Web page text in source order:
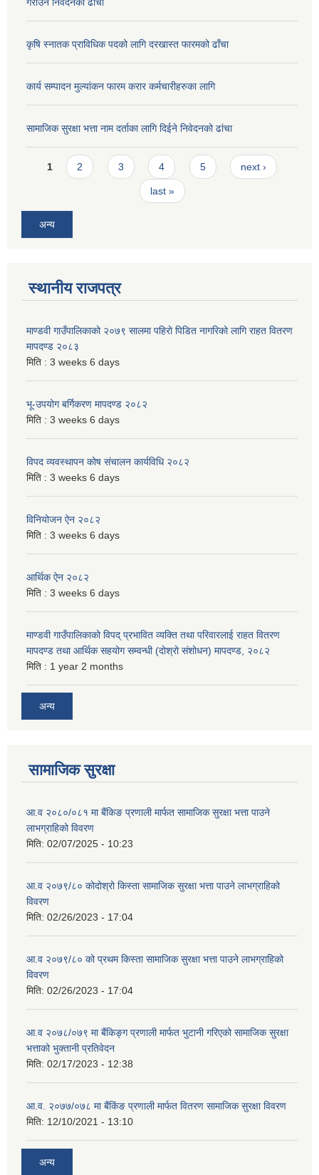
कृषि स्नातक प्राविधिक पदको लागि दरखास्त फारमको ढाँचा
कार्य सम्पादन मुल्यांकन फारम करार कर्मचारीहरुका लागि
सामाजिक सुरक्षा भत्ता नाम दर्ताका लागि दिईने निवेदनको ढांचा
Pages
1 2 3 4 5 next ›
last »
अन्य
स्थानीय राजपत्र
माण्डवी गाउँपालिकाको २०७९ सालमा पहिरो पिडित नागरिको लागि राहत वितरण
मापदण्ड २०८३
मिति : 3 weeks 6 days
भू-उपयोग बर्गिकरण मापदण्ड २०८२
मिति : 3 weeks 6 days
विपद व्यवस्थापन कोष संचालन कार्यविधि २०८२
मिति : 3 weeks 6 days
विनियोजन ऐन २०८२
मिति : 3 weeks 6 days
आर्थिक ऐन २०८२
मिति : 3 weeks 6 days
माण्डवी गाउँपालिकाको विपद् प्रभावित व्यक्ति तथा परिवारलाई राहत वितरण
मापदण्ड तथा आर्थिक सहयोग सम्वन्धी (दोश्रो संशोधन) मापदण्ड, २०८२
मिति : 1 year 2 months
अन्य
सामाजिक सुरक्षा
आ.व २०८०/०८१ मा बैंकिङ प्रणाली मार्फत सामाजिक सुरक्षा भत्ता पाउने
लाभग्राहिको विवरण
मिति: 02/07/2025 - 10:23
आ.व २०७९/८० कोदोश्रो किस्ता सामाजिक सुरक्षा भत्ता पाउने लाभग्राहिको
विवरण
मिति: 02/26/2023 - 17:04
आ.व २०७९/८० को प्रथम किस्ता सामाजिक सुरक्षा भत्ता पाउने लाभग्राहिको
विवरण
मिति: 02/26/2023 - 17:04
आ.व २०७८/०७९ मा बैंकिङ्ग प्रणाली मार्फत भुटानी गरिएको सामाजिक सुरक्षा
भत्ताको भुक्तानी प्रतिवेदन
मिति: 02/17/2023 - 12:38
आ.व. २०७७/०७८ मा बैंकिंङ प्रणाली मार्फत वितरण सामाजिक सुरक्षा विवरण
मिति: 12/10/2021 - 13:10
अन्य